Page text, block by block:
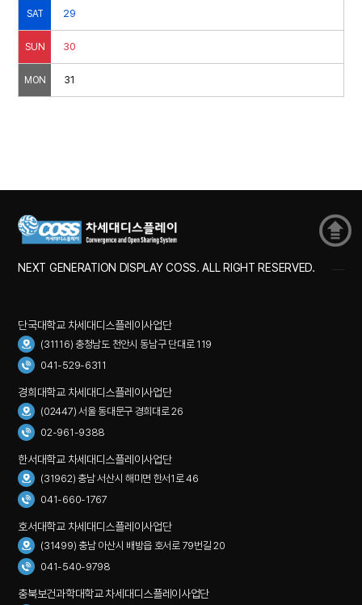
SAT 29
SUN 30
MON 31
NEXT GENERATION DISPLAY COSS. ALL RIGHT RESERVED.
단국대학교 차세대디스플레이사업단
(31116) 충청남도 천안시 동남구 단대로 119
041-529-6311
경희대학교 차세대디스플레이사업단
(02447) 서울 동대문구 경희대로 26
02-961-9388
한서대학교 차세대디스플레이사업단
(31962) 충남 서산시 해미면 한서1로 46
041-660-1767
호서대학교 차세대디스플레이사업단
(31499) 충남 아산시 배방읍 호서로 79번길 20
041-540-9798
충북보건과학대학교 차세대디스플레이사업단